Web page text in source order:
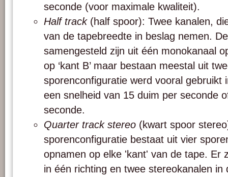
seconde (voor maximale kwaliteit).
Half track (half spoor): Twee kanalen,
van de tapebreedte in beslag nemen.
samengesteld zijn uit één monokanaal
op ‘kant B’ maar bestaan meestal uit
sporenconfiguratie werd vooral gebruikt
een snelheid van 15 duim per seconde
seconde.
Quarter track stereo (kwart spoor
sporenconfiguratie bestaat uit vier
opnamen op elke 'kant' van de tape. Er
in één richting en twee stereokanalen in